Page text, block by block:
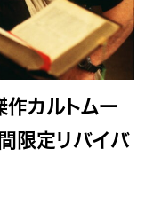
カルトムー
間限定リバイバ